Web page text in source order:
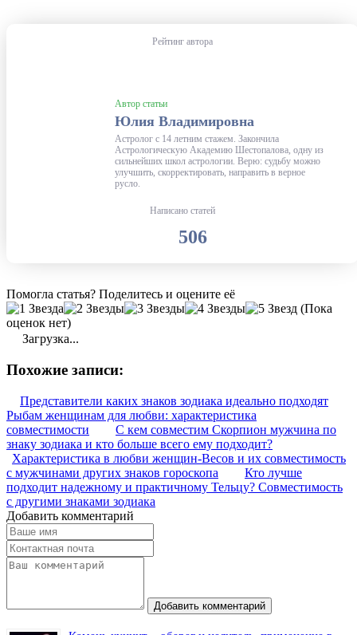
Рейтинг автора
Автор статьи
Юлия Владимировна
Астролог с 14 летним стажем. Закончила
Астрологическую Академию Шестопалова, одну из
сильнейших школ астрологии. Верю: судьбу можно
улучшить, скорректировать, направить в верное
русло.
Написано статей
506
Помогла статья? Поделитесь и оцените её
(Пока
оценок нет)
Загрузка...
Похожие записи:
Представители каких знаков зодиака идеально подходят
Рыбам женщинам для любви: характеристика
совместимости
С кем совместим Скорпион мужчина по
знаку зодиака и кто больше всего ему подходит?
Характеристика в любви женщин-Весов и их совместимость
с мужчинами других знаков гороскопа
Кто лучше
подходит надежному и практичному Тельцу? Совместимость
с другими знаками зодиака
Добавить комментарий
Добавить комментарий